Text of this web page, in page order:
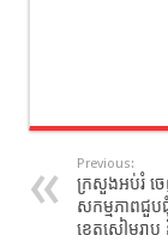
Previous:
ក្រសួងអប់រំ ចេ
សកម្មភាពជួប
ខេត្តសៀមរាប